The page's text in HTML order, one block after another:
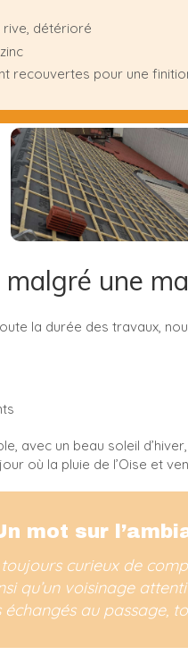
rive, détérioré
recouvertes pour une
une
la durée des travaux,
avec un beau soleil
où la pluie de l’Oise et
mot sur
curieux de
qu’un voisinage
échangés au passage,